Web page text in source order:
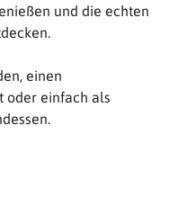
und die echten
einen
oder einfach als